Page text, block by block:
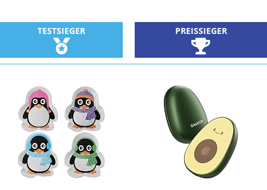
TESTSIEGER PREISSIEGER